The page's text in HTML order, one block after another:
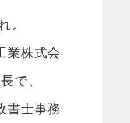
。
業株式会
で、
書士事務